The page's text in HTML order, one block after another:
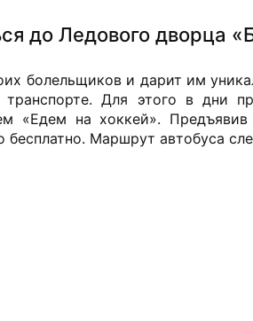
до Ледового дворца
болельщиков и дарит им
Для этого в дни
«Едем на хоккей».
бесплатно. Маршрут автобуса